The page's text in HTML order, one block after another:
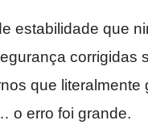
estabilidade que
corrigidas
que literalmente
o erro foi grande.